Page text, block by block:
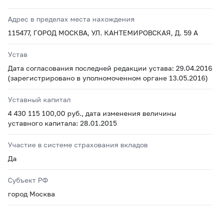
Адрес в пределах места нахождения
115477, ГОРОД МОСКВА, УЛ. КАНТЕМИРОВСКАЯ, Д. 59 А
Устав
Дата согласования последней редакции устава: 29.04.2016
(зарегистрировано в уполномоченном органе 13.05.2016)
Уставный капитал
4 430 115 100,00 руб., дата изменения величины
уставного капитала: 28.01.2015
Участие в системе страхования вкладов
Да
Субъект РФ
город Москва